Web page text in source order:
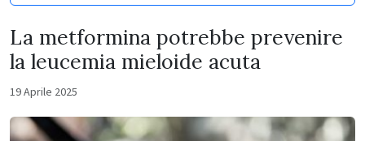
La metformina potrebbe prevenire
la leucemia mieloide acuta
19 Aprile 2025